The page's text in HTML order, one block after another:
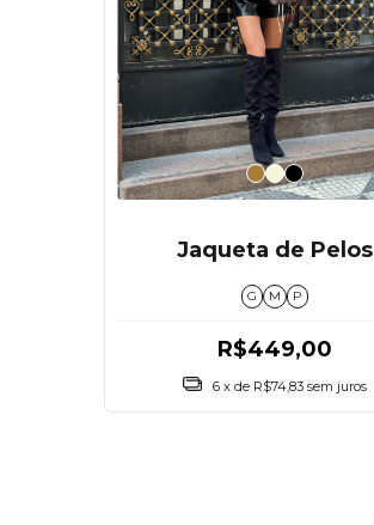
Jaqueta de Pelos
G M P
R$449,00
6 x de R$74,83 sem juros